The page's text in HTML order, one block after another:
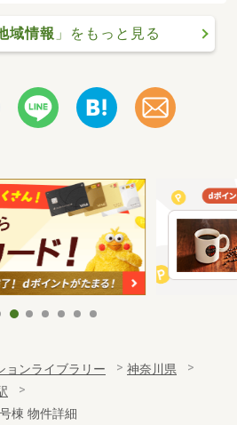
域情報 」をもっと見る
ョンライブラリー
神奈川県
棟 物件詳細